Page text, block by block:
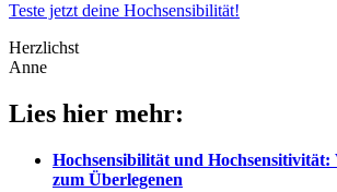
Teste jetzt deine Hochsensibilität!
Herzlichst
Anne
Lies hier mehr:
Hochsensibilität und Hochsensitivität:
zum Überlegenen